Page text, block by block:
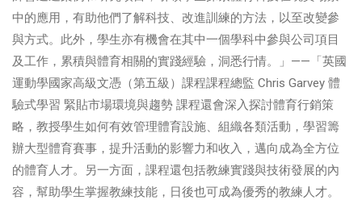
中的應用，有助他們了解科技、改進訓練的方法，以至改變參
與方式。此外，學生亦有機會在其中一個學科中參與公司項目
及工作，累積與體育相關的實踐經驗，洞悉行情。」——「英國
運動學國家高級文憑（第五級）課程課程總監 Chris Garvey 體
驗式學習 緊貼市場環境與趨勢 課程還會深入探討體育行銷策
略，教授學生如何有效管理體育設施、組織各類活動，學習籌
辦大型體育賽事，提升活動的影響力和收入，邁向成為全方位
的體育人才。另一方面，課程還包括教練實踐與技術發展的內
容，幫助學生掌握教練技能，日後也可成為優秀的教練人才。